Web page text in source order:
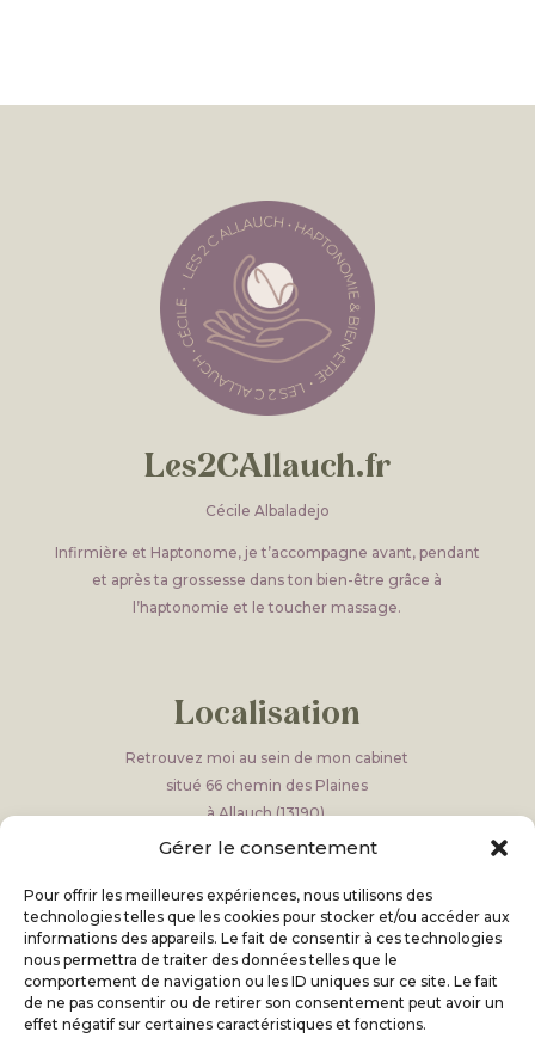
Gérer le consentement
Pour offrir les meilleures expériences, nous utilisons des
technologies telles que les cookies pour stocker et/ou accéder aux
informations des appareils. Le fait de consentir à ces technologies
nous permettra de traiter des données telles que le
comportement de navigation ou les ID uniques sur ce site. Le fait
de ne pas consentir ou de retirer son consentement peut avoir un
effet négatif sur certaines caractéristiques et fonctions.
Les2CAllauch.fr
Cécile Albaladejo
Infirmière et Haptonome, je t’accompagne avant, pendant
et après ta grossesse dans ton bien-être grâce à
l’haptonomie et le toucher massage.
Localisation
Retrouvez moi au sein de mon cabinet
situé 66 chemin des Plaines
à Allauch (13190).
Attention au 66 portail blanc, prendre le chemin
gauche
Horaires